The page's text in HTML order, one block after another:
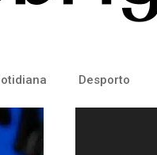
Desporto